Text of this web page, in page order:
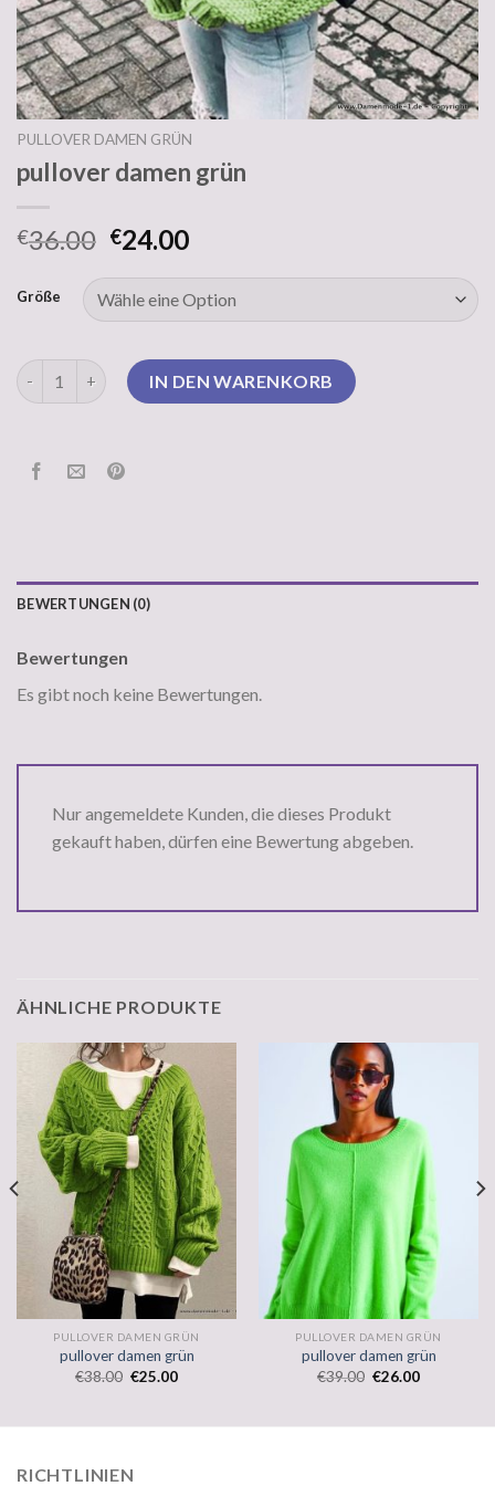
PULLOVER DAMEN GRÜN
pullover damen grün
€36.00 €24.00
Größe
pullover damen grün MengeIN DEN WARENKORB
BEWERTUNGEN (0)
Bewertungen
Es gibt noch keine Bewertungen.
Nur angemeldete Kunden, die dieses Produkt
gekauft haben, dürfen eine Bewertung abgeben.
ÄHNLICHE PRODUKTE
PULLOVER DAMEN GRÜN
pullover damen grün
€38.00 €25.00
PULLOVER DAMEN GRÜN
pullover damen grün
€39.00 €26.00
RICHTLINIEN